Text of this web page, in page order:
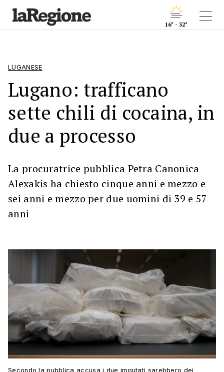
16° - 32°
LUGANESE
Lugano: trafficano
sette chili di cocaina, in
due a processo
La procuratrice pubblica Petra Canonica
Alexakis ha chiesto cinque anni e mezzo e
sei anni e mezzo per due uomini di 39 e 57
anni
Secondo la pubblica accusa i due imputati sarebbero dei